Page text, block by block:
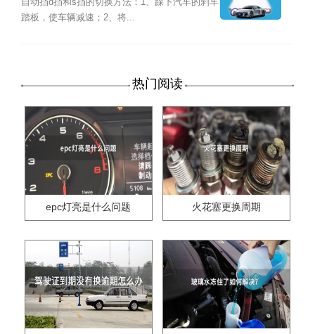
自动挡d挡和s挡的切换方法：1、踩下汽车的刹车
踏板，使车辆减速；2、将...
热门阅读
epc灯亮是什么问题 火花塞更换周期